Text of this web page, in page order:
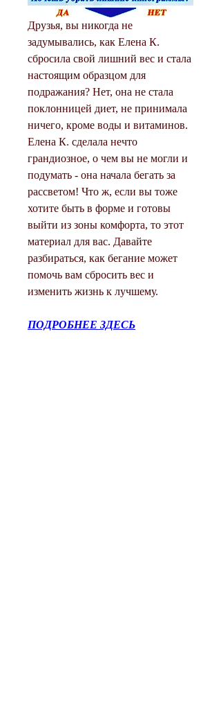
Друзья, вы никогда не
задумывались, как Елена К.
сбросила свой лишний вес и стала
настоящим образцом для
подражания? Нет, она не стала
поклонницей диет, не принимала
ничего, кроме воды и витаминов.
Елена К. сделала нечто
грандиозное, о чем вы не могли и
подумать - она начала бегать за
рассветом! Что ж, если вы тоже
хотите быть в форме и готовы
выйти из зоны комфорта, то этот
материал для вас. Давайте
разбираться, как бегание может
помочь вам сбросить вес и
изменить жизнь к лучшему.
ПОДРОБНЕЕ ЗДЕСЬ